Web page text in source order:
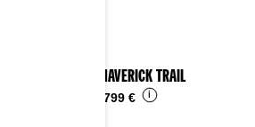
2024 MAVERICK TRAIL
16.799 € i